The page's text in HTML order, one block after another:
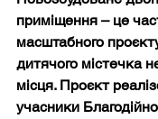
приміщення – це
масштабного
дитячого містечка
місця. Проєкт
учасники